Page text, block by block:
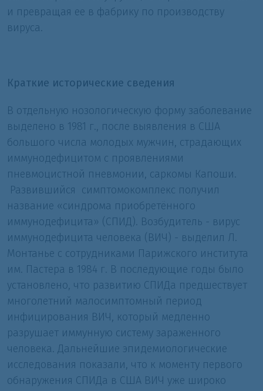
и превращая ее в фабрику по производству
вируса.
Краткие исторические сведения
В отдельную нозологическую форму заболевание
выделено в 1981 г., после выявления в США
большого числа молодых мужчин, страдающих
иммунодефицитом с проявлениями
пневмоцистной пневмонии, саркомы Капоши.
Развившийся симптомокомплекс получил
название «синдрома приобретённого
иммунодефицита» (СПИД). Возбудитель - вирус
иммунодефицита человека (ВИЧ) - выделил Л.
Монтанье с сотрудниками Парижского института
им. Пастера в 1984 г. В последующие годы было
установлено, что развитию СПИДа предшествует
многолетний малосимптомный период
инфицирования ВИЧ, который медленно
разрушает иммунную систему зараженного
человека. Дальнейшие эпидемиологические
исследования показали, что к моменту первого
обнаружения СПИДа в США ВИЧ уже широко